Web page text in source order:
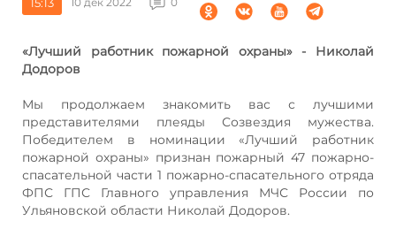
«Лучший работник пожарной охраны» - Николай
Додоров
Мы продолжаем знакомить вас с лучшими
представителями плеяды Созвездия мужества.
Победителем в номинации «Лучший работник
пожарной охраны» признан пожарный 47 пожарно-
спасательной части 1 пожарно-спасательного отряда
ФПС ГПС Главного управления МЧС России по
Ульяновской области Николай Додоров.